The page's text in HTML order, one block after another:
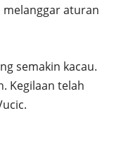
melanggar aturan
semakin kacau.
Kegilaan telah